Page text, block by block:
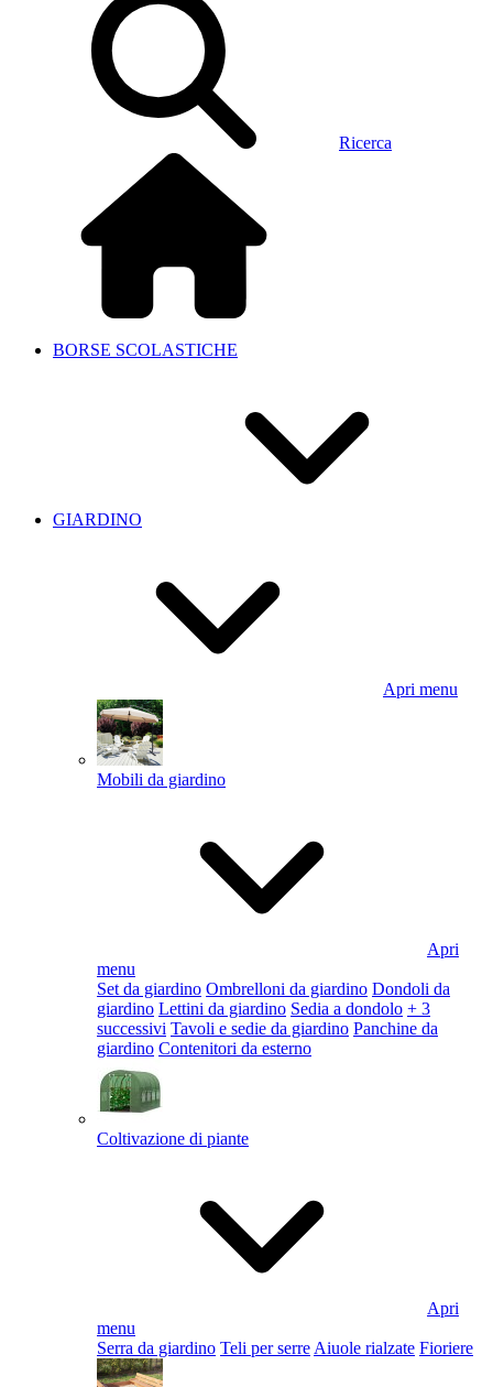
Ricerca
BORSE SCOLASTICHE
GIARDINO
Apri menu
Mobili da giardino
Apri
menu
Set da giardino Ombrelloni da giardino Dondoli da
giardino Lettini da giardino Sedia a dondolo + 3
successivi Tavoli e sedie da giardino Panchine da
giardino Contenitori da esterno
Coltivazione di piante
Apri
menu
Serra da giardino Teli per serre Aiuole rialzate Fioriere